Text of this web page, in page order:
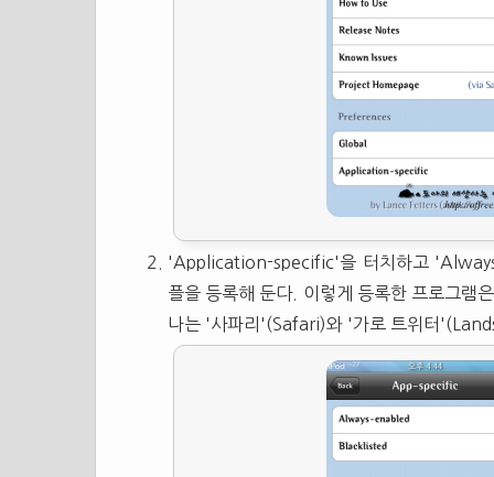
'Application-specific'을 터치하고
플을 등록해 둔다. 이렇게 등록한 프로그램
나는 '사파리'(Safari)와 '가로 트위터